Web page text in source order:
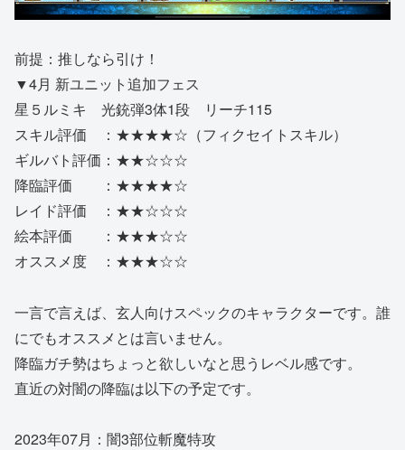
前提：推しなら引け！
▼4月 新ユニット追加フェス
星５ルミキ 光銃弾3体1段 リーチ115
スキル評価 ：★★★★☆（フィクセイトスキル）
ギルバト評価：★★☆☆☆
降臨評価 ：★★★★☆
レイド評価 ：★★☆☆☆
絵本評価 ：★★★☆☆
オススメ度 ：★★★☆☆
一言で言えば、玄人向けスペックのキャラクターです。誰
にでもオススメとは言いません。
降臨ガチ勢はちょっと欲しいなと思うレベル感です。
直近の対闇の降臨は以下の予定です。
2023年07月：闇3部位斬魔特攻